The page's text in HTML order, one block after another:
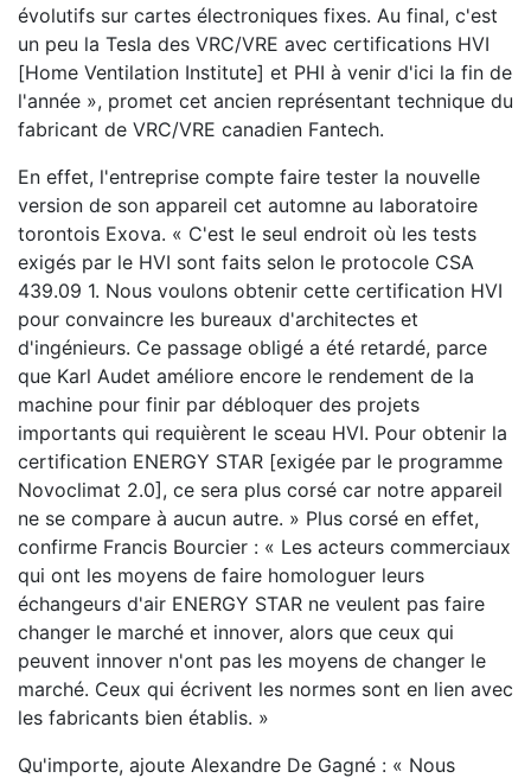
évolutifs sur cartes électroniques fixes. Au final, c'est
un peu la Tesla des VRC/VRE avec certifications HVI
[Home Ventilation Institute] et PHI à venir d'ici la fin de
l'année », promet cet ancien représentant technique du
fabricant de VRC/VRE canadien Fantech.
En effet, l'entreprise compte faire tester la nouvelle
version de son appareil cet automne au laboratoire
torontois Exova. « C'est le seul endroit où les tests
exigés par le HVI sont faits selon le protocole CSA
439.09 1. Nous voulons obtenir cette certification HVI
pour convaincre les bureaux d'architectes et
d'ingénieurs. Ce passage obligé a été retardé, parce
que Karl Audet améliore encore le rendement de la
machine pour finir par débloquer des projets
importants qui requièrent le sceau HVI. Pour obtenir la
certification ENERGY STAR [exigée par le programme
Novoclimat 2.0], ce sera plus corsé car notre appareil
ne se compare à aucun autre. » Plus corsé en effet,
confirme Francis Bourcier : « Les acteurs commerciaux
qui ont les moyens de faire homologuer leurs
échangeurs d'air ENERGY STAR ne veulent pas faire
changer le marché et innover, alors que ceux qui
peuvent innover n'ont pas les moyens de changer le
marché. Ceux qui écrivent les normes sont en lien avec
les fabricants bien établis. »
Qu'importe, ajoute Alexandre De Gagné : « Nous